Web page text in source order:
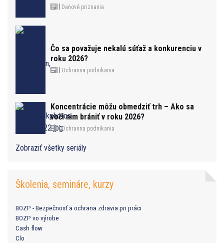
Daňové priznania
Čo sa považuje nekalú súťaž a konkurenciu v
roku 2026?
Ochranna podnikania
Koncentrácie môžu obmedziť trh – Ako sa
voči nim brániť v roku 2026?
Ochranna podnikania
Zobraziť všetky seriály
Školenia, semináre, kurzy
BOZP - Bezpečnosť a ochrana zdravia pri práci
BOZP vo výrobe
Cash flow
Clo